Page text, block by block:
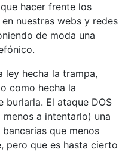
hacer frente los
nuestras webs y redes
de moda una
ley hecha la trampa,
como hecha la
El ataque DOS
a intentarlo) una
que menos
pero que es hasta cierto